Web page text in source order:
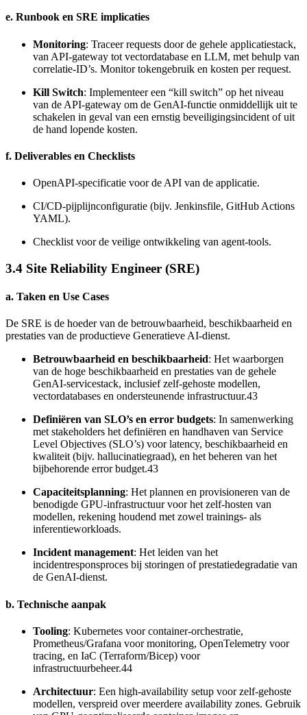
e. Runbook en SRE implicaties
Monitoring: Traceer requests door de gehele applicatiestack,
van API-gateway tot vectordatabase en LLM, met behulp van
correlatie-ID’s. Monitor tokengebruik en kosten per request.
Kill Switch: Implementeer een “kill switch” op het niveau
van de API-gateway om de GenAI-functie onmiddellijk uit te
schakelen in geval van een ernstig beveiligingsincident of uit
de hand lopende kosten.
f. Deliverables en Checklists
OpenAPI-specificatie voor de API van de applicatie.
CI/CD-pijplijnconfiguratie (bijv. Jenkinsfile, GitHub Actions
YAML).
Checklist voor de veilige ontwikkeling van agent-tools.
3.4 Site Reliability Engineer (SRE)
a. Taken en Use Cases
De SRE is de hoeder van de betrouwbaarheid, beschikbaarheid en
prestaties van de productieve Generatieve AI-dienst.
Betrouwbaarheid en beschikbaarheid: Het waarborgen
van de hoge beschikbaarheid en prestaties van de gehele
GenAI-servicestack, inclusief zelf-gehoste modellen,
vectordatabases en ondersteunende infrastructuur.43
Definiëren van SLO’s en error budgets: In samenwerking
met stakeholders het definiëren en handhaven van Service
Level Objectives (SLO’s) voor latency, beschikbaarheid en
kwaliteit (bijv. hallucinatiegraad), en het beheren van het
bijbehorende error budget.43
Capaciteitsplanning: Het plannen en provisioneren van de
benodigde GPU-infrastructuur voor het zelf-hosten van
modellen, rekening houdend met zowel trainings- als
inferentieworkloads.
Incident management: Het leiden van het
incidentresponsproces bij storingen of prestatiedegradatie van
de GenAI-dienst.
b. Technische aanpak
Tooling: Kubernetes voor container-orchestratie,
Prometheus/Grafana voor monitoring, OpenTelemetry voor
tracing, en IaC (Terraform/Bicep) voor
infrastructuurbeheer.44
Architectuur: Een high-availability setup voor zelf-gehoste
modellen, verspreid over meerdere availability zones. Gebruik